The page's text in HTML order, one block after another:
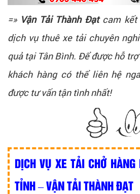
=» Vận Tải Thành Đạtcam kết
dịch vụ thuê xe tải chuyên
quả tại Tân Bình. Để được hỗ
khách hàng có thể liên hệ
được tư vấn tận tình nhất!
DỊCH VỤ XE TẢI CHỞ
TỈNH – VẬN TẢI THÀNH ĐẠT